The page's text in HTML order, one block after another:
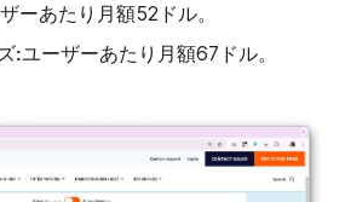
ーあたり月額52ドル。
:ユーザーあたり月額67ドル。